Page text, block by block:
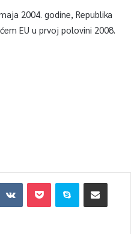
2004. godine, Republika
EU u prvoj polovini 2008.